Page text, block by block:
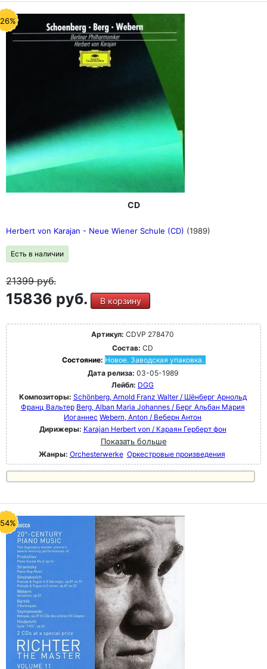
CD
Herbert von Karajan - Neue Wiener Schule (CD) (1989)
Есть в наличии
21399руб.
15836 руб. В корзину
Артикул: CDVP 278470
Состав: CD
Состояние: Новое. Заводская упаковка.
Дата релиза: 03-05-1989
Лейбл: DGG
Композиторы: Schönberg, Arnold Franz Walter / Шёнберг Арнольд
Франц Вальтер Berg, Alban Maria Johannes / Берг Альбан Мария
Иоганнес Webern, Anton / Веберн Антон
Дирижеры: Karajan Herbert von / Караян Герберт фон
Показать больше
Жанры: Orchesterwerke Оркестровые произведения